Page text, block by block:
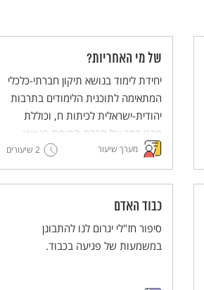
של מי האחריות?
יחידת לימוד בנושא תיקון חברתי-כלכלי
המתאימה לתוכנית הלימודים בתרבות
יהודית-ישראלית לכיתות ח, וכוללת
מבט רחב על חברת המופת בנושא
העוני ושאלת האחריות לטיפול במצב.
מערך שיעור 2 שיעורים
כבוד האדם
סיפור חז"לי יגרום לנו להתבונן
במשמעות של פגיעה בכבוד.